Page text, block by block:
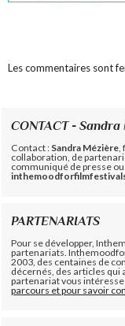
Les commentaires sont
CONTACT - Sandra
Contact : Sandra Mézière
collaboration, de
communiqué de presse
PARTENARIATS
Pour se développer,
partenariats.
2003, des centaines de
décernés, des articles qui
partenariat vous
parcours et pour savoir